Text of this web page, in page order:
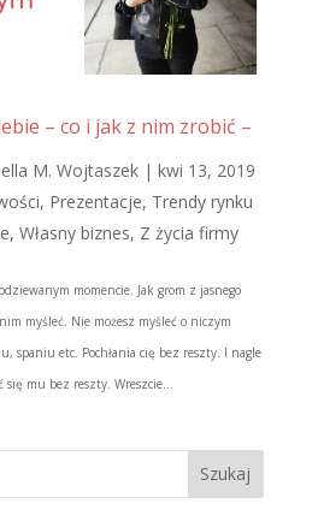
– co i jak z nim zrobić –
M. Wojtaszek| kwi 13, 2019
, Prezentacje, Trendy rynku
, Własny biznes, Z życia firmy
momencie. Jak grom z jasnego
myśleć. Nie możesz myśleć o niczym
spaniu etc. Pochłania cię bez reszty. I nagle
mu bez reszty. Wreszcie...